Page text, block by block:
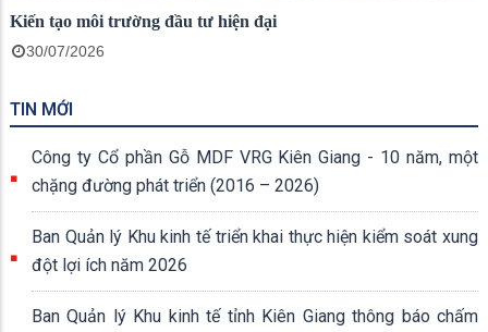
Kiến tạo môi trường đầu tư hiện đại
30/07/2026
TIN MỚI
Công ty Cổ phần Gỗ MDF VRG Kiên Giang - 10 năm, một
chặng đường phát triển (2016 – 2026)
Ban Quản lý Khu kinh tế triển khai thực hiện kiểm soát xung
đột lợi ích năm 2026
Ban Quản lý Khu kinh tế tỉnh Kiên Giang thông báo chấm